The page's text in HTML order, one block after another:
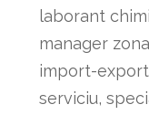
laborant
manager
import-
serviciu,